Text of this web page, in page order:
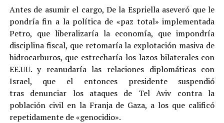
Antes de asumir el cargo, De la Espriella aseveró que le
pondría fin a la política de «paz total» implementada
Petro, que liberalizaría la economía, que impondría
disciplina fiscal, que retomaría la explotación masiva de
hidrocarburos, que estrecharía los lazos bilaterales con
EE.UU. y reanudaría las relaciones diplomáticas con
Israel, que el entonces presidente suspendió
tras denunciar los ataques de Tel Aviv contra la
población civil en la Franja de Gaza, a los que calificó
repetidamente de «genocidio».